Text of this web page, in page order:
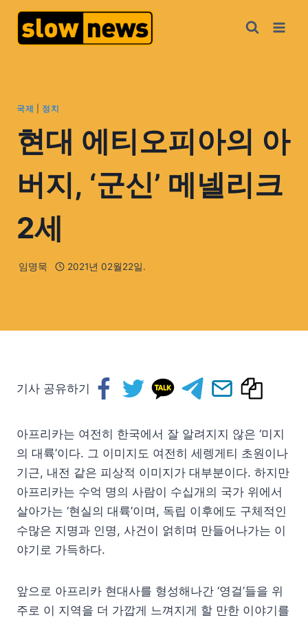
국제 정치
현대 에티오피아의 아
버지, ‘군신’ 메넬리크
2세
임명묵 2021년 02월22일.
기사 공유하기
아프리카는 여전히 한국에서 잘 알려지지 않은 ‘미지
의 대륙’이다. 그 이미지도 여전히 세렝게티 초원이나
기근, 내전 같은 피상적 이미지가 대부분이다. 하지만
아프리카는 수억 명의 사람이 수십개의 국가 위에서
살아가는 ‘현실의 대륙’이며, 독립 이후에도 구체적인
수많은 지명과 인명, 사건이 얽히며 만들어나가는 이
야기로 가득하다.
앞으로 아프리카 현대사를 형성해나간 ‘영걸’들을 위
주로 이 지역을 더 가깝게 느껴지게 할 만한 이야기를